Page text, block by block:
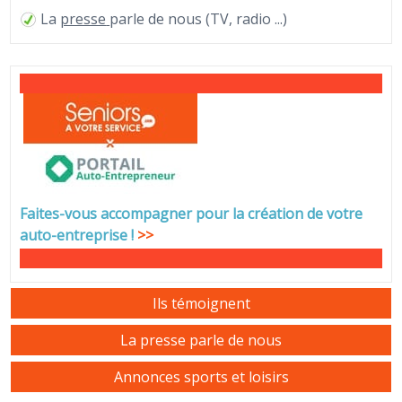
La presse parle de nous (TV, radio ...)
Faites-vous accompagner pour la création de votre
auto-entreprise! >>
Ils témoignent
La presse parle de nous
Annonces sports et loisirs